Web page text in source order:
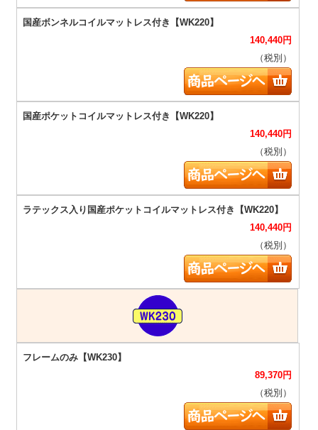
140,440円
（税別）
140,440円
（税別）
140,440円
（税別）
89,370円
（税別）